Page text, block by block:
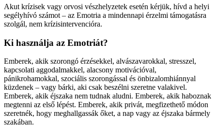
Akut krízisek vagy orvosi vészhelyzetek esetén kérjük, hívd a helyi
segélyhívó számot – az Emotria a mindennapi érzelmi támogatásra
szolgál, nem krízisintervencióra.
Ki használja az Emotriát?
Emberek, akik szorongó érzésekkel, alvászavarokkal, stresszel,
kapcsolati aggodalmakkel, alacsony motivációval,
pánikrohamokkal, szociális szorongással és önbizalomhiánnyal
küzdenek – vagy bárki, aki csak beszélni szeretne valakivel.
Emberek, akik éjszaka nem tudnak aludni. Emberek, akik haboznak
megtenni az első lépést. Emberek, akik privát, megfizethető módon
szeretnék, hogy meghallgassák őket, a nap vagy az éjszaka bármely
szakában.